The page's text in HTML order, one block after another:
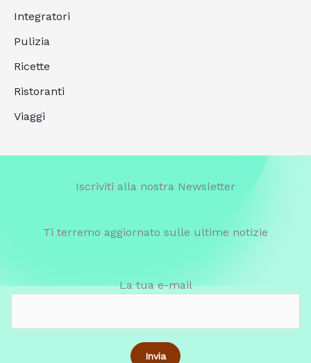
Integratori
Pulizia
Ricette
Ristoranti
Viaggi
Iscriviti alla nostra Newsletter
Ti terremo aggiornato sulle ultime notizie
La tua e-mail